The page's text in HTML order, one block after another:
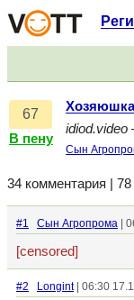
67
В пену
Хозяюшка
idiod.video
Сын
34 комментария | 78
#1 Сын Агропрома |
[censored]
#2 Longint| 06:30